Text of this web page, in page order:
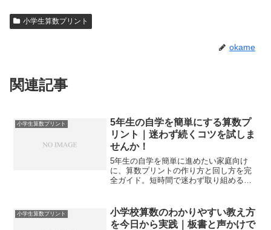
小学生算数プリント
okame
関連記事
小学生算数プリント
5年生の自学を簡単にする算数プ
リント｜迷わず続くコツを試しま
せんか！
5年生の自学を簡単に進めたい家庭向け
に、算数プリントの作り方と回し方を完
全ガイド。短時間で迷わず取り組める計
小学生算数プリント
小学校算数のわかりやすい教え方
を今日から実践｜板書と声かけで